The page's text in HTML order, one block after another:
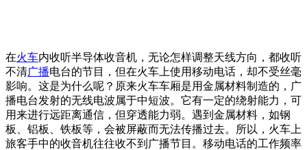
在火车内收听半导体收音机，无论怎样调整天线方向，都收听
不清广播电台的节目，但在火车上使用移动电话，却不受丝毫
影响。这是为什么呢？原来火车车厢是用金属材料制造的，广
播电台发射的无线电波属于中短波。它有一定的绕射能力，可
用来进行远距离通信，但穿透能力弱。遇到金属材料，如钢
板、铝板、铁板等，会被屏蔽而无法传播过去。所以，火车上
旅客手中的收音机往往收不到广播节目。移动电话的工作频率